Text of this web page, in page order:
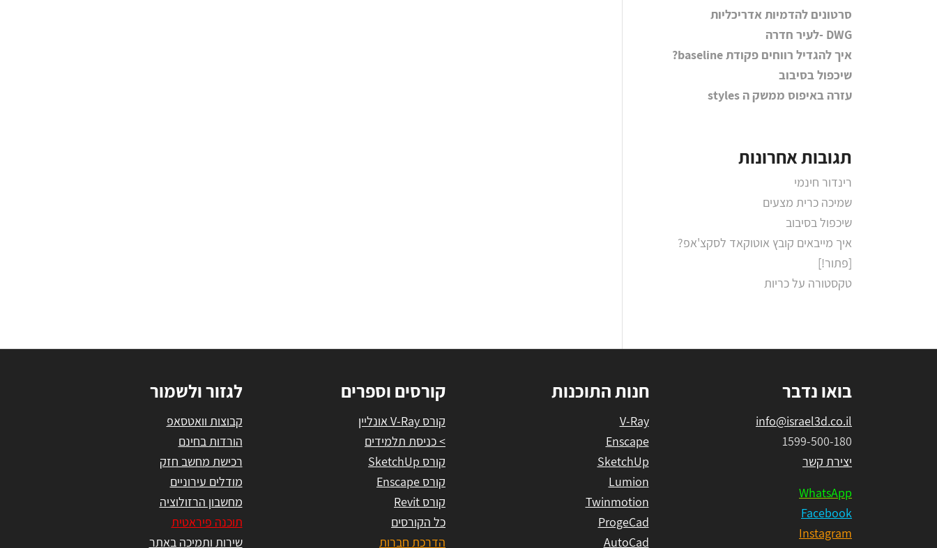
סרטונים להדמיות אדריכליות
DWG -לעיר חדרה
איך להגדיל רווחים פקודת baseline?
שיכפול בסיבוב
עזרה באיפוס ממשק ה styles
תגובות אחרונות
רינדור חינמי
שמיכה כרית מצעים
שיכפול בסיבוב
איך מייבאים קובץ אוטוקאד לסקצ'אפ?
[פתור!]
טקסטורה על כריות
בואו נדבר
info@israel3d.co.il
1599-500-180
יצירת קשר
WhatsApp
Facebook
Instagram
חנות התוכנות
V-Ray
Enscape
SketchUp
Lumion
Twinmotion
ProgeCad
AutoCad
קורסים וספרים
קורס V-Ray אונליין
> כניסת תלמידים
קורס SketchUp
קורס Enscape
קורס Revit
כל הקורסים
הדרכת חברות
לגזור ולשמור
קבוצות וואטסאפ
הורדות בחינם
רכישת מחשב חזק
מודלים עירוניים
מחשבון הרזולוציה
תוכנה פיראטית
שירות ותמיכה באתר